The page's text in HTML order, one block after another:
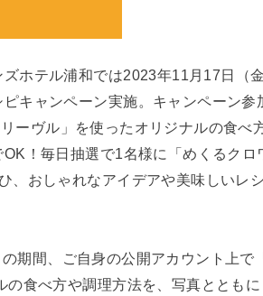
ホテル浦和では2023年11月17日（
キャンペーン実施。キャンペーン参
ーヴル」を使ったオリジナルの食べ
！毎日抽選で1名様に「めくるクロ
、おしゃれなアイデアや美味しいレ
期間、ご自身の公開アカウント上で
食べ方や調理方法を、写真ととも